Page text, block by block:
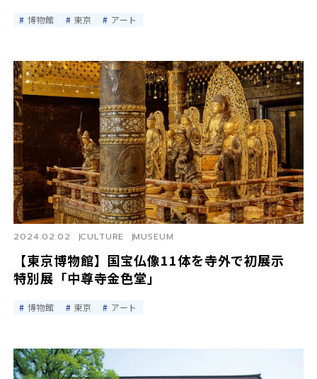
博物館 東京 アート
【東京博物館】国宝仏像11体を寺外で初展示
特別展「中尊寺金色堂」
2024.02.02 CULTURE MUSEUM
博物館 東京 アート